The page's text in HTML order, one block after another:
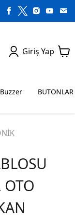
Giriş Yap
Buzzer BUTONLAR